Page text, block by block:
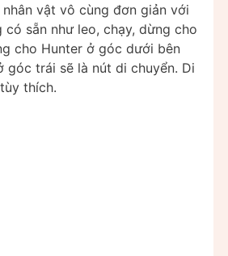
vật vô cùng đơn giản với
có sẵn như leo, chạy, dừng cho
cho Hunter ở góc dưới bên
góc trái sẽ là nút di chuyển. Di
thích.